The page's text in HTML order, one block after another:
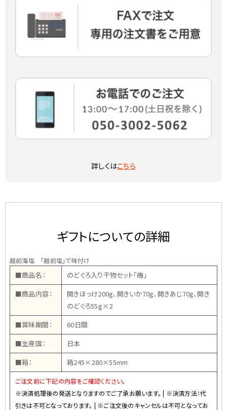
詳しくはこちら
ギフトについての詳細
越前海塩 「越前塩」で味付け
■商品名：
のどぐろ入り干物セット「梅」
■商品内容：
開きほっけ200g、開きいか70g、開きあじ70g、開き
のどぐろ55g×2
■賞味期間：
60日間
■生産国：
日本
■箱：
箱245×280×55mm
ご注文前に下記の内容をご確認ください。
※決済処理後の発送となりますのでご了承お願います。 | ※決済方法：代
引きは不可となっております。 | ※ご注文後のキャンセルは不可となってお